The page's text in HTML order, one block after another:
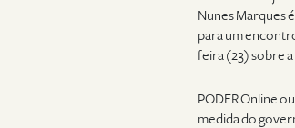
Nunes Marques
para um
feira (23) sobre
PODER Online
medida do